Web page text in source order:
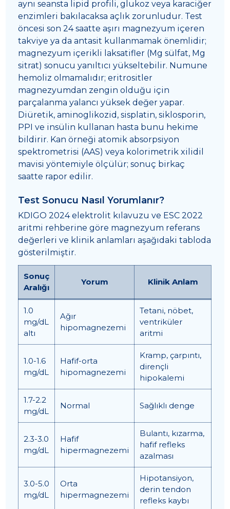
aynı seansta lipid profili, glukoz veya karaciğer
enzimleri bakılacaksa açlık zorunludur. Test
öncesi son 24 saatte aşırı magnezyum içeren
takviye ya da antasit kullanmamak önemlidir;
magnezyum içerikli laksatifler (Mg sülfat, Mg
sitrat) sonucu yanıltıcı yükseltebilir. Numune
hemoliz olmamalıdır; eritrositler
magnezyumdan zengin olduğu için
parçalanma yalancı yüksek değer yapar.
Diüretik, aminoglikozid, sisplatin, siklosporin,
PPI ve insülin kullanan hasta bunu hekime
bildirir. Kan örneği atomik absorpsiyon
spektrometrisi (AAS) veya kolorimetrik xilidil
mavisi yöntemiyle ölçülür; sonuç birkaç
saatte rapor edilir.
Test Sonucu Nasıl Yorumlanır?
KDIGO 2024 elektrolit kılavuzu ve ESC 2022
aritmi rehberine göre magnezyum referans
değerleri ve klinik anlamları aşağıdaki tabloda
gösterilmiştir.
Sonuç
Aralığı
Yorum Klinik Anlam
1.0
mg/dL
altı
Ağır
hipomagnezemi
Tetani, nöbet,
ventriküler
aritmi
1.0-1.6
mg/dL
Hafif-orta
hipomagnezemi
Kramp, çarpıntı,
dirençli
hipokalemi
1.7-2.2
mg/dL
Normal Sağlıklı denge
2.3-3.0
mg/dL
Hafif
hipermagnezemi
Bulantı, kızarma,
hafif refleks
azalması
3.0-5.0
mg/dL
Orta
hipermagnezemi
Hipotansiyon,
derin tendon
refleks kaybı